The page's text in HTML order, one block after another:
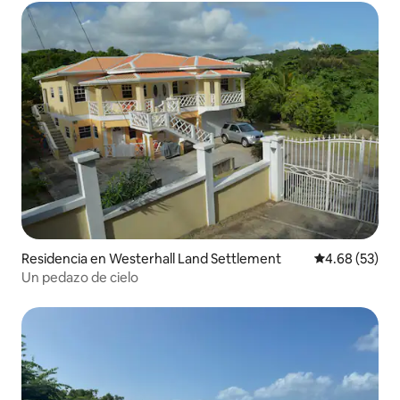
Residencia en Westerhall Land Settlement Calificación
4.68 (53)
Un pedazo de cielo